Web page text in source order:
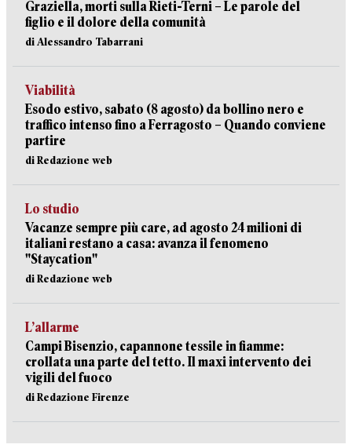
Graziella, morti sulla Rieti-Terni – Le parole del
figlio e il dolore della comunità
di Alessandro Tabarrani
Viabilità
Esodo estivo, sabato (8 agosto) da bollino nero e
traffico intenso fino a Ferragosto – Quando conviene
partire
di Redazione web
Lo studio
Vacanze sempre più care, ad agosto 24 milioni di
italiani restano a casa: avanza il fenomeno
"Staycation"
di Redazione web
L’allarme
Campi Bisenzio, capannone tessile in fiamme:
crollata una parte del tetto. Il maxi intervento dei
vigili del fuoco
di Redazione Firenze